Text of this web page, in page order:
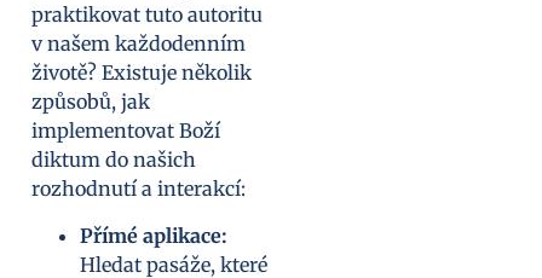
praktikovat tuto autoritu
v našem každodenním
životě? Existuje několik
způsobů, jak
implementovat Boží
diktum do našich
rozhodnutí a interakcí:
Přímé aplikace:
Hledat pasáže, které